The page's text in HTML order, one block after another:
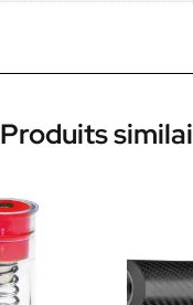
Produits